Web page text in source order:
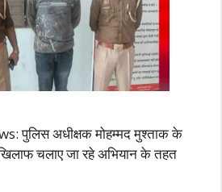
पुलिस अधीक्षक मोहम्मद मुश्ताक के
चलाए जा रहे अभियान के तहत